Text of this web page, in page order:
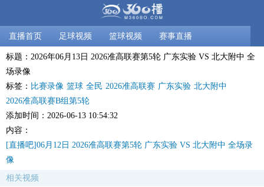
直播首页 足球视频 篮球视频 赛事直播
标题：2026年06月13日 2026准高联赛第5轮 广东实验 VS 北大附中 全
场录像
标签： 比赛录像 篮球 全民 2026准高联赛 广东实验 北大附中
2026准高联赛B组第5轮
添加时间：2026-06-13 10:54:32
内容：
[直播吧]06月12日 2026准高联赛第5轮 广东实验 VS 北大附中 全场录
像
相关视频